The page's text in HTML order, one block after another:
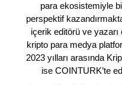
para ekosistemiyle
perspektif
içerik editörü ve
kripto para medya
2023 yılları arasında
ise COINTURK’te